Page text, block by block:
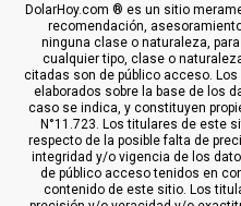
DolarHoy.com ® es un sitio
recomendación,
ninguna clase o naturaleza,
cualquier tipo, clase o
citadas son de público acceso.
elaborados sobre la base de los
caso se indica, y constituyen
N°11.723. Los titulares de este
respecto de la posible falta de
integridad y/o vigencia de los
de público acceso tenidos en
contenido de este sitio. Los